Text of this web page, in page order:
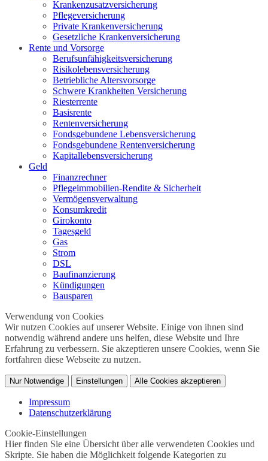
Krankenzusatzversicherung
Pflegeversicherung
Private Krankenversicherung
Gesetzliche Krankenversicherung
Rente und Vorsorge
Berufs­unfähigkeitsversicherung
Risikolebensversicherung
Betriebliche Altersvorsorge
Schwere Krankheiten Versicherung
Riesterrente
Basisrente
Rentenversicherung
Fondsgebundene Lebensversicherung
Fondsgebundene Rentenversicherung
Kapitallebensversicherung
Geld
Finanzrechner
Pflegeimmobilien-Rendite & Sicherheit
Vermögensverwaltung
Konsumkredit
Girokonto
Tagesgeld
Gas
Strom
DSL
Baufinanzierung
Kündigungen
Bausparen
Verwendung von Cookies
Wir nutzen Cookies auf unserer Website. Einige von ihnen sind
notwendig während andere uns helfen, diese Website und Ihre
Erfahrung zu verbessern. Sie akzeptieren unsere Cookies, wenn Sie
fortfahren diese Webseite zu nutzen.
Nur Notwendige Einstellungen Alle Cookies akzeptieren
Impressum
Datenschutzerklärung
Cookie-Einstellungen
Hier finden Sie eine Übersicht über alle verwendeten Cookies und
Skripte. Sie haben die Möglichkeit folgende Kategorien zu